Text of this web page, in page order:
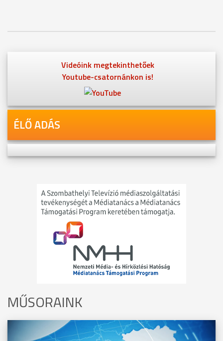
Videóink megtekinthetőek
Youtube-csatornánkon is!
ÉLŐ ADÁS
MŰSORAINK